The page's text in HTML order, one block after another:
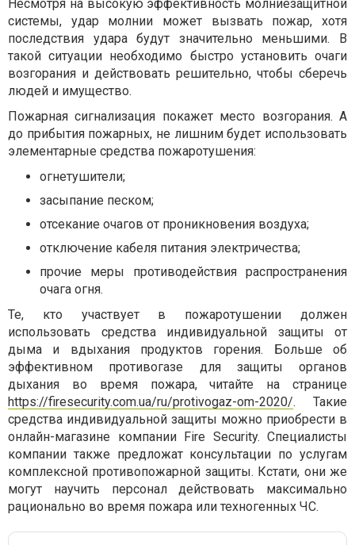
Несмотря на высокую эффективность молниезащитной
системы, удар молнии может вызвать пожар, хотя
последствия удара будут значительно меньшими. В
такой ситуации необходимо быстро установить очаги
возгорания и действовать решительно, чтобы сберечь
людей и имущество.
Пожарная сигнализация покажет место возгорания. А
до прибытия пожарных, не лишним будет использовать
элементарные средства пожаротушения:
огнетушители;
засыпание песком;
отсекание очагов от проникновения воздуха;
отключение кабеля питания электричества;
прочие меры противодействия распространения
очага огня.
Те, кто участвует в пожаротушении должен
использовать средства индивидуальной защиты от
дыма и вдыхания продуктов горения. Больше об
эффективном противогазе для защиты органов
дыхания во время пожара, читайте на странице
https://firesecurity.com.ua/ru/protivogaz-om-2020/. Такие
средства индивидуальной защиты можно приобрести в
онлайн-магазине компании Fire Security. Специалисты
компании также предложат консультации по услугам
комплексной противопожарной защиты. Кстати, они же
могут научить персонал действовать максимально
рационально во время пожара или техногенных ЧС.